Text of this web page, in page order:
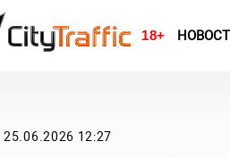
18+
25.06.2026 12:27